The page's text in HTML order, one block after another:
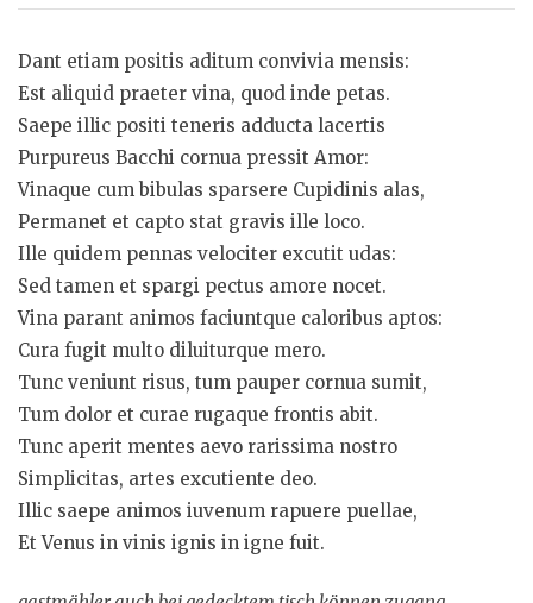
Dant etiam positis aditum convivia mensis:
Est aliquid praeter vina, quod inde petas.
Saepe illic positi teneris adducta lacertis
Purpureus Bacchi cornua pressit Amor:
Vinaque cum bibulas sparsere Cupidinis alas,
Permanet et capto stat gravis ille loco.
Ille quidem pennas velociter excutit udas:
Sed tamen et spargi pectus amore nocet.
Vina parant animos faciuntque caloribus aptos:
Cura fugit multo diluiturque mero.
Tunc veniunt risus, tum pauper cornua sumit,
Tum dolor et curae rugaque frontis abit.
Tunc aperit mentes aevo rarissima nostro
Simplicitas, artes excutiente deo.
Illic saepe animos iuvenum rapuere puellae,
Et Venus in vinis ignis in igne fuit.